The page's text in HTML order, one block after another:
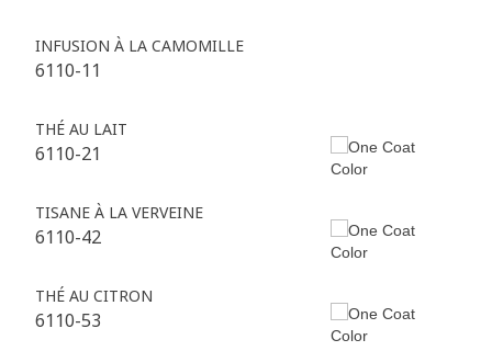
INFUSION À LA CAMOMILLE
6110-11
THÉ AU LAIT
6110-21
TISANE À LA VERVEINE
6110-42
THÉ AU CITRON
6110-53